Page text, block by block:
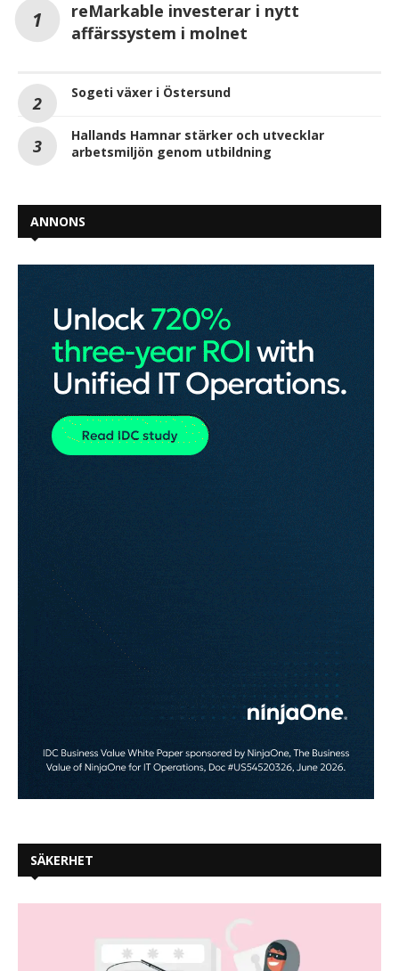
reMarkable investerar i nytt
affärssystem i molnet
Sogeti växer i Östersund
Hallands Hamnar stärker och utvecklar
arbetsmiljön genom utbildning
ANNONS
SÄKERHET